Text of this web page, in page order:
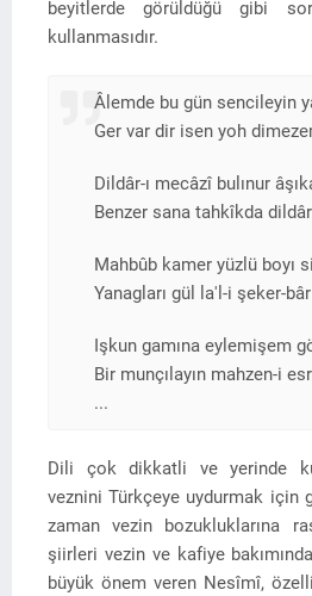
beyitlerde görüldüğü gibi
kullanmasıdır.
Âlemde bu gün sencileyin
Ger var dir isen yoh
Dildâr-ı mecâzî bulınur
Benzer sana tahkîkda
Mahbûb kamer yüzlü boyı
Yanagları gül la'l-i şeker-
Işkun gamına eylemişem
Bir munçılayın mahzen-i
...
Dili çok dikkatli ve yerinde
veznini Türkçeye uydurmak için
zaman vezin bozukluklarına
şiirleri vezin ve kafiye
büyük önem veren Nesîmî,